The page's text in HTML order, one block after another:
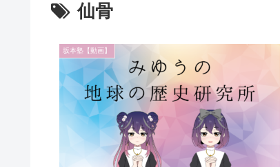
仙骨
坂本塾【動画】